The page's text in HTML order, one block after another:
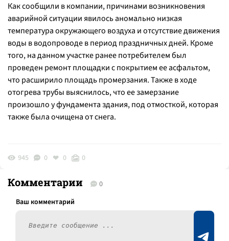
Как сообщили в компании, причинами возникновения
аварийной ситуации явилось аномально низкая
температура окружающего воздуха и отсутствие движения
воды в водопроводе в период праздничных дней. Кроме
того, на данном участке ранее потребителем был
проведен ремонт площадки с покрытием ее асфальтом,
что расширило площадь промерзания. Также в ходе
отогрева трубы выяснилось, что ее замерзание
произошло у фундамента здания, под отмосткой, которая
также была очищена от снега.
945 0 0 0
Комментарии 0